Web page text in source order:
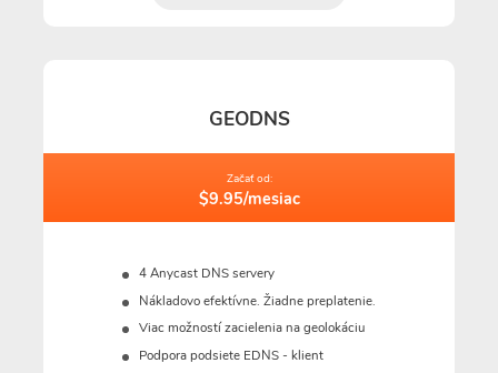
GEODNS
Začať od:
$9.95/mesiac
4 Anycast DNS servery
Nákladovo efektívne. Žiadne preplatenie.
Viac možností zacielenia na geolokáciu
Podpora podsiete EDNS - klient